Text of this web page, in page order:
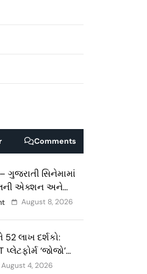
Comments
ગુજરાતી સિનેમામાં
એક્શન અને
અધ્યાય
August 8, 2026
લાખ દર્શકો:
પ્લેટફોર્મ ‘જોજો’
દબદબો
August 4, 2026